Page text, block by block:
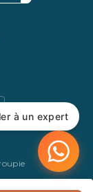
à un expert